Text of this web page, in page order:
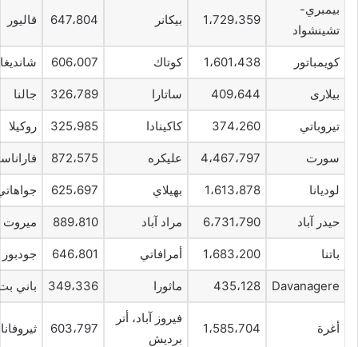
بيمبري-
تشينشواد
1،729،359 بيكانر 647،804 قاليور
كويمباتور 1،601،438 كوتاك 606،007
بيلارى 409،644 ساتارا 326،789 جالنا
تيروباتي 374،260 كاكينادا 325،985 روكيلا
سورت 4،467،797 عليكره 872،575
لوديانا 1،613،878 بهيلاي 625،697
حيدر آباد 6،731،790 مراد آباد 889،810 ميروت
باتنا 1،683،200 أمرافاتي 646،801 جودبور
Davanagere 435،128 ماثورا 349،336 باني
أغرة 1،585،704
فيروز آباد، أتر
برديش
603،797